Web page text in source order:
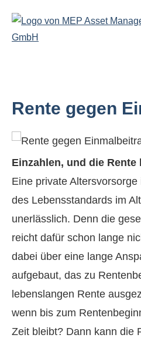
Rente gegen
Einzahlen, und die Rente
Eine private
des Lebensstandards im
unerlässlich. Denn die
reicht dafür schon lange
dabei über eine lange
aufgebaut, das zu
lebenslangen Rente
wenn bis zum
Zeit bleibt? Dann kann die